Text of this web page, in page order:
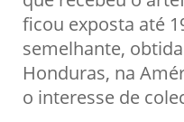
ficou exposta até
semelhante,
Honduras, na
o interesse de